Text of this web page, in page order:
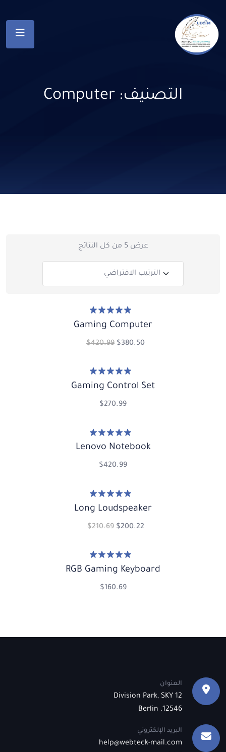
التصنيف: Computer
عرض ⁦5⁩ من كل النتائج
تم التقييم
5.00
من 5
Gaming Computer
$380.50
$420.99
تم التقييم 5.00
من 5
Gaming Control Set
$270.99
تم التقييم
5.00
من 5
Lenovo Notebook
$420.99
تم التقييم
5.00
من 5
Long Loudspeaker
$200.22
$210.69
تم التقييم 5.00
من 5
RGB Gaming Keyboard
$160.69
العنوان
12 Division Park, SKY
12546. Berlin
البريد الإلكتروني
help@webteck-mail.com